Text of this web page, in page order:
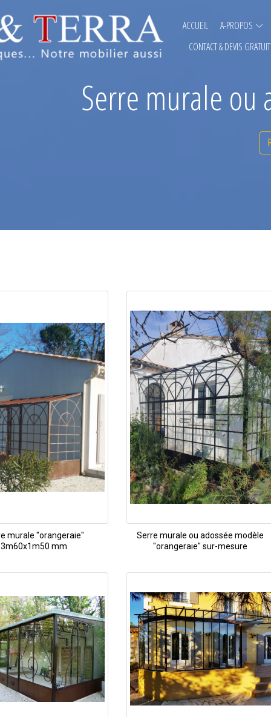
ACCUEIL A-PROPOS
CONTACT & DEVIS GRATUIT
Serre murale ou
murale "orangeraie"
3m60x1m50 mm
Serre murale ou adossée modèle
"orangeraie" sur-mesure